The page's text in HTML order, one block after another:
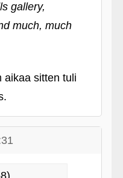
gallery,
much, much
aikaa sitten tuli